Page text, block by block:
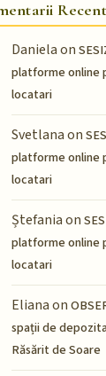
Danielaon
platforme online
locatari
Svetlanaon
platforme online
locatari
Ștefaniaon
platforme online
locatari
Elianaon
spații de
Răsărit de Soare